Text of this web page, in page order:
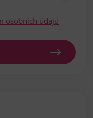
osobních údajů